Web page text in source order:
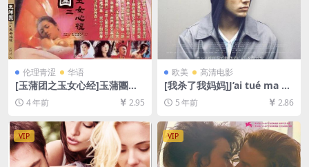
伦理青涩 华语
[玉蒲团之玉女心经]玉蒲團之
玉女心經 (1996)[百度网盘+迅
雷云盘资源1080P超清未删减]
[MP4/5.6GB][粤语中字]【手
机无法在线播放，请下载防和
谐压缩包（含解压密码）】
4 年前 2.95
欧美 高清电影
[我杀了我妈妈]J’ai tué ma m
ère (2009)[百度网盘+迅雷云
盘资源1080P超清未删减][MP
4/6.3GB][原声中字]
5 年前 2.86
VIP VIP